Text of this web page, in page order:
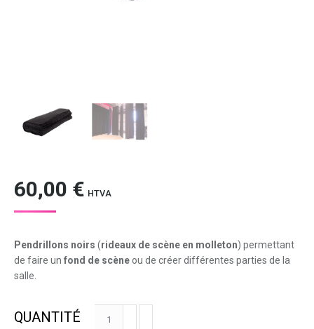
60,00 € HTVA
Pendrillons noirs (rideaux de scène en molleton) permettant
de faire un fond de scèneou de créer différentes parties de la
salle.